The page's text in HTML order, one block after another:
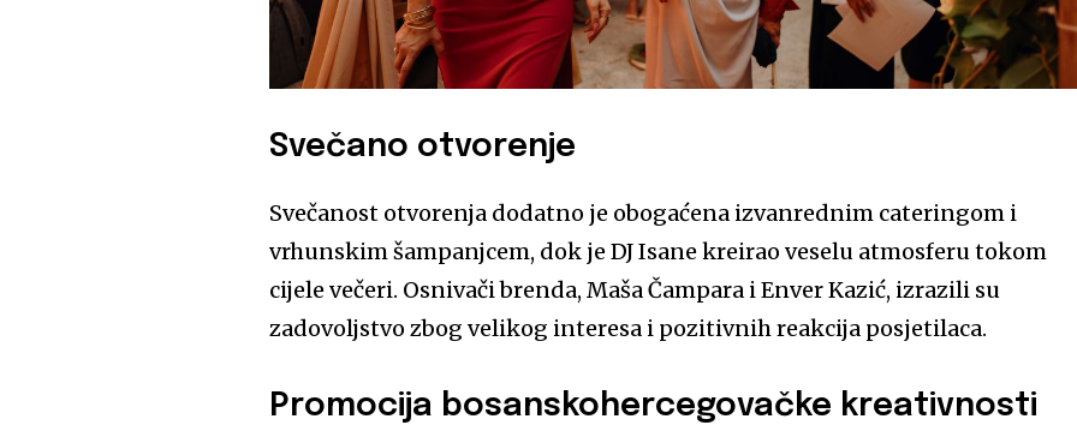
Svečano otvorenje
Svečanost otvorenja dodatno je obogaćena izvanrednim cateringom i
vrhunskim šampanjcem, dok je DJ Isane kreirao veselu atmosferu tokom
cijele večeri. Osnivači brenda, Maša Čampara i Enver Kazić, izrazili su
zadovoljstvo zbog velikog interesa i pozitivnih reakcija posjetilaca.
Promocija bosanskohercegovačke kreativnosti